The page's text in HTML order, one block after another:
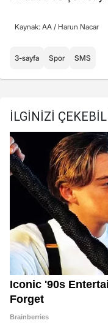
Kaynak: AA / Harun Nacar
3-sayfa Spor SMS